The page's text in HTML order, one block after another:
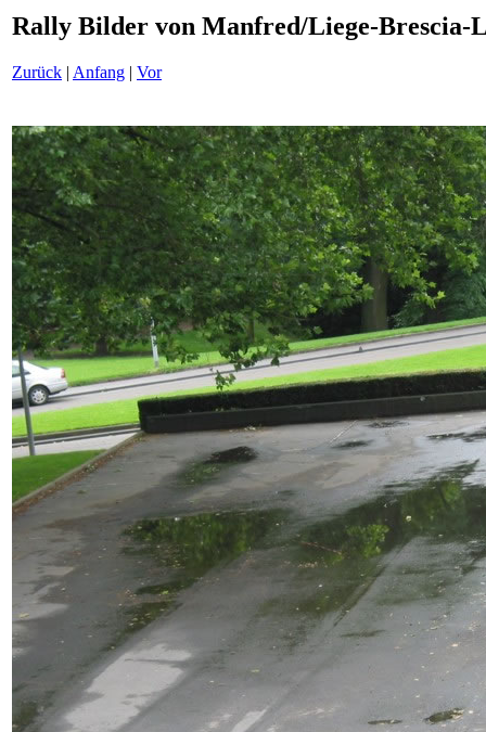
Rally Bilder von Manfred/Liege-Brescia-
Zurück | Anfang | Vor